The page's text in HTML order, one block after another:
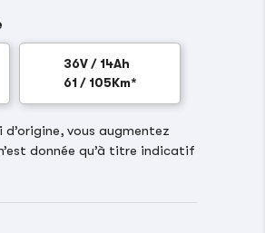
36V / 14Ah
61 / 105Km*
vous augmentez
donnée qu’à titre indicatif